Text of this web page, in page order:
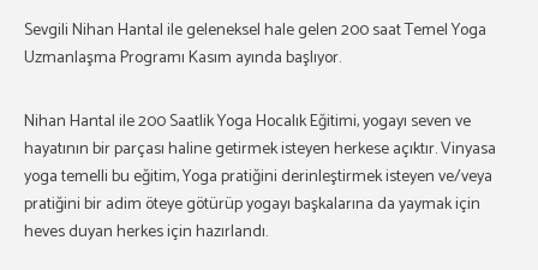
Sevgili Nihan Hantal ile geleneksel hale gelen 200 saat Temel Yoga
Uzmanlaşma Programı Kasım ayında başlıyor.
Nihan Hantal ile 200 Saatlik Yoga Hocalık Eğitimi, yogayı seven ve
hayatının bir parçası haline getirmek isteyen herkese açıktır. Vinyasa
yoga temelli bu eğitim, Yoga pratiğini derinleştirmek isteyen ve/veya
pratiğini bir adim öteye götürüp yogayı başkalarına da yaymak için
heves duyan herkes için hazırlandı.